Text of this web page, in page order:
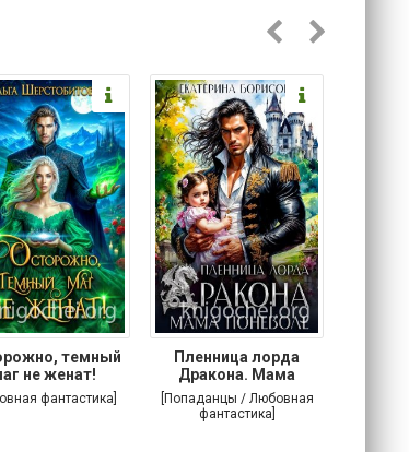
темный
не женат!
фантастика]
Пленница лорда
Дракона. Мама
поневоле
[Попаданцы / Любовная
фантастика]